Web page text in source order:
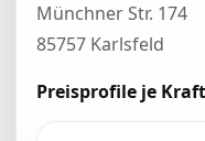
Münchner Str. 174
85757 Karlsfeld
Preisprofile je